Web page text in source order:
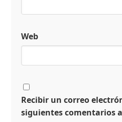
Web
Recibir un correo
siguientes comentarios